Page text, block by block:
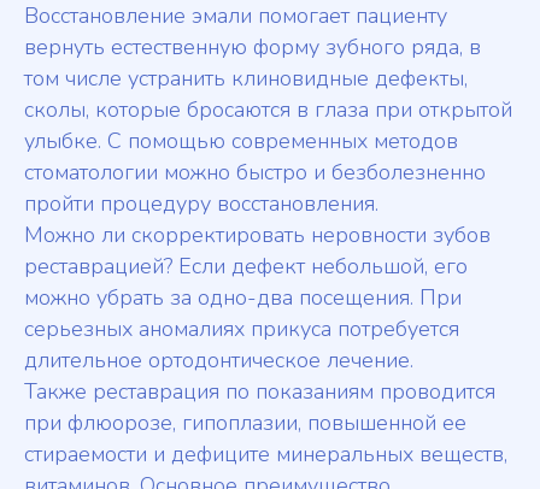
Восстановление эмали помогает пациенту
вернуть естественную форму зубного ряда, в
том числе устранить клиновидные дефекты,
сколы, которые бросаются в глаза при открытой
улыбке. С помощью современных методов
стоматологии можно быстро и безболезненно
пройти процедуру восстановления.
Можно ли скорректировать неровности зубов
реставрацией? Если дефект небольшой, его
можно убрать за одно-два посещения. При
серьезных аномалиях прикуса потребуется
длительное ортодонтическое лечение.
Также реставрация по показаниям проводится
при флюорозе, гипоплазии, повышенной ее
стираемости и дефиците минеральных веществ,